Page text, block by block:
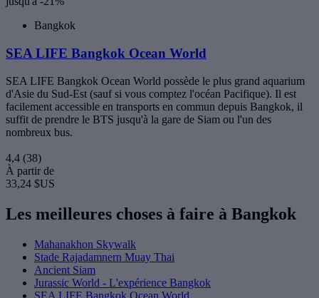
Bangkok
SEA LIFE Bangkok Ocean World
SEA LIFE Bangkok Ocean World possède le plus grand aquarium
d'Asie du Sud-Est (sauf si vous comptez l'océan Pacifique). Il est
facilement accessible en transports en commun depuis Bangkok, il
suffit de prendre le BTS jusqu'à la gare de Siam ou l'un des
nombreux bus.
4,4 (38)
À partir de
33,24 $US
Les meilleures choses à faire à Bangkok
Mahanakhon Skywalk
Stade Rajadamnern Muay Thai
Ancient Siam
Jurassic World - L'expérience Bangkok
SEA LIFE Bangkok Ocean World